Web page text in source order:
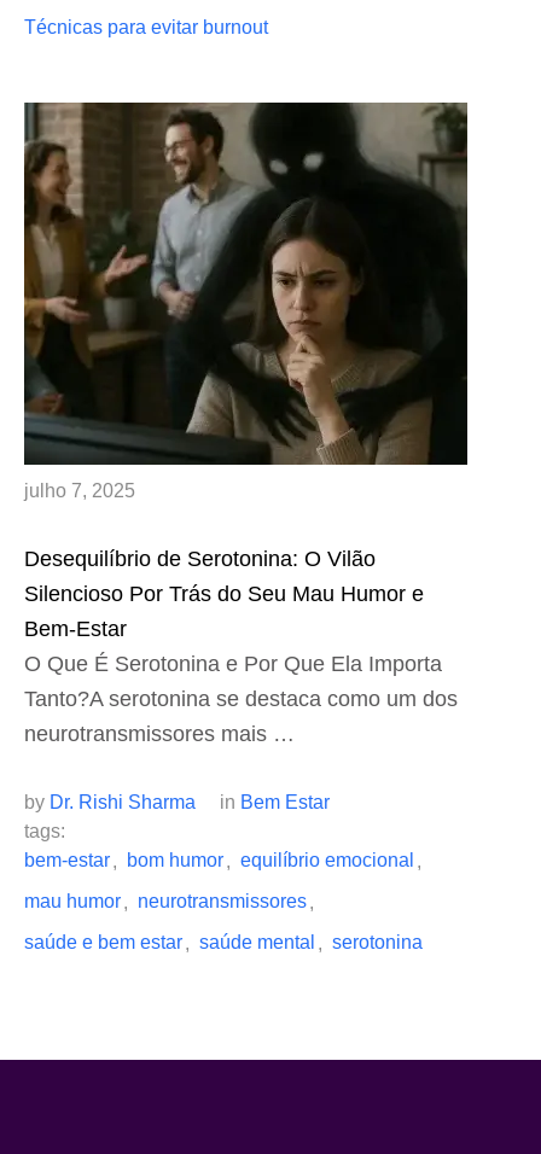
Técnicas para evitar burnout
julho 7, 2025
Desequilíbrio de Serotonina: O Vilão
Silencioso Por Trás do Seu Mau Humor e
Bem-Estar
O Que É Serotonina e Por Que Ela Importa
Tanto?A serotonina se destaca como um dos
neurotransmissores mais …
by Dr. Rishi Sharma in Bem Estar
tags:
bem-estar, bom humor, equilíbrio emocional ,
mau humor, neurotransmissores,
saúde e bem estar, saúde mental , serotonina